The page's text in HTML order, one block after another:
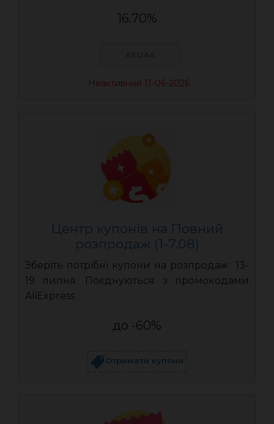
16.70%
AEUA4
Неактивний 11-06-2026
Центр купонів на Повний
розпродаж (1-7.08)
Зберіть потрібні купони на розпродаж 13-
19 липня. Поєднуються з промокодами
AliExpress
до -60%
Отримати купони